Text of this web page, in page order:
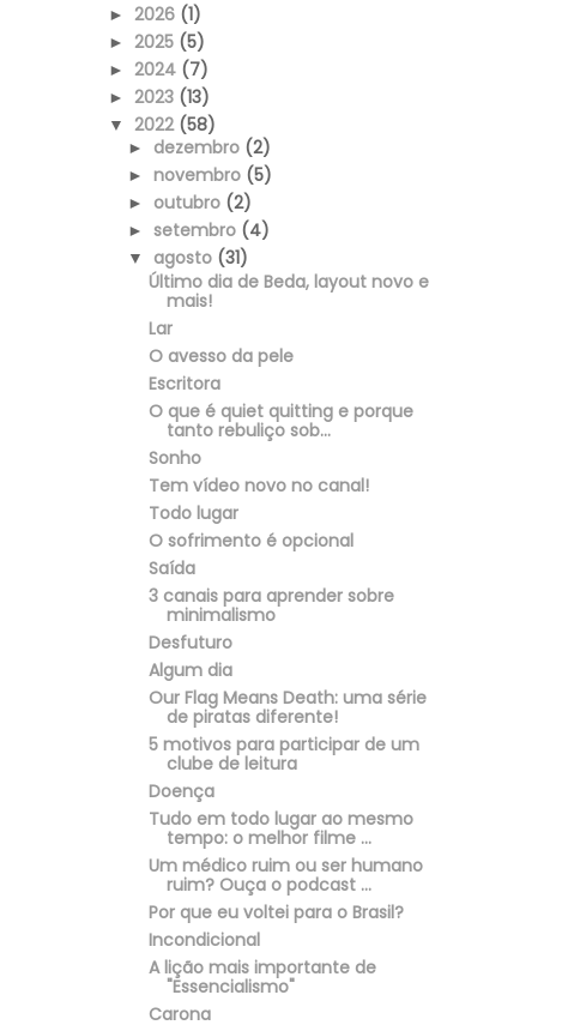
► 2026 (1)
► 2025 (5)
► 2024 (7)
► 2023 (13)
▼ 2022 (58)
► dezembro (2)
►novembro (5)
► outubro (2)
►setembro (4)
▼ agosto (31)
Último dia de Beda, layout novo e
mais!
Lar
O avesso da pele
Escritora
O que é quiet quitting e porque
tanto rebuliço sob...
Sonho
Tem vídeo novo no canal!
Todo lugar
O sofrimento é opcional
Saída
3 canais para aprender sobre
minimalismo
Desfuturo
Algum dia
Our Flag Means Death: uma série
de piratas diferente!
5 motivos para participar de um
clube de leitura
Doença
Tudo em todo lugar ao mesmo
tempo: o melhor filme ...
Um médico ruim ou ser humano
ruim? Ouça o podcast ...
Por que eu voltei para o Brasil?
Incondicional
A lição mais importante de
"Essencialismo"
Carona